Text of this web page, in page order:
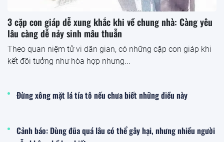
3 cặp con giáp dễ xung khắc khi về chung nhà: Càng yêu
lâu càng dễ nảy sinh mâu thuẫn
Theo quan niệm tử vi dân gian, có những cặp con giáp khi
kết đôi tưởng như hòa hợp nhưng...
Đừng xông mặt lá tía tô nếu chưa biết những điều này
Cảnh báo: Dùng đũa quá lâu có thể gây hại, nhưng nhiều người